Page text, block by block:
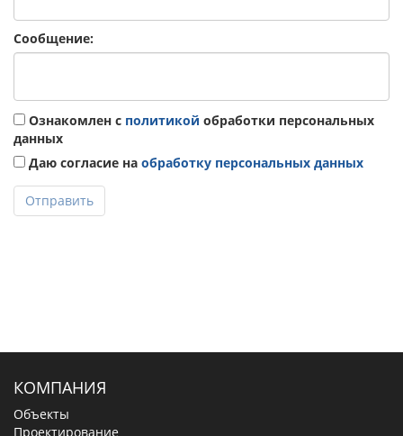
Сообщение:
Ознакомлен с политикой обработки персональных
данных
Даю согласие на обработку персональных данных
Отправить
КОМПАНИЯ
Объекты
Проектирование